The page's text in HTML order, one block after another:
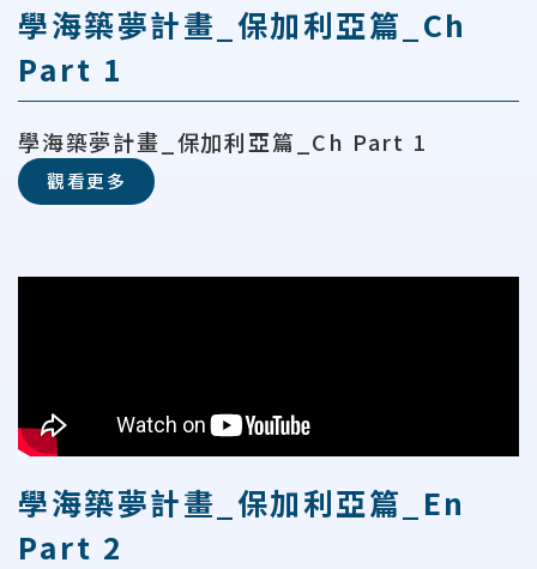
學海築夢計畫_保加利亞篇_Ch
Part 1
學海築夢計畫_保加利亞篇_Ch Part 1
觀看更多
學海築夢計畫_保加利亞篇_En
Part 2